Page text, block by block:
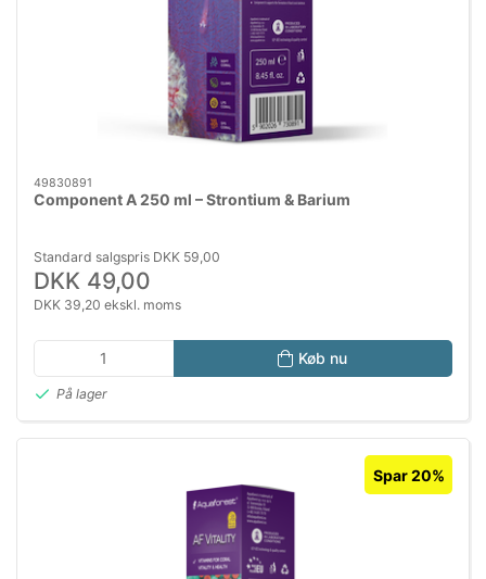
49830891
Component A 250 ml – Strontium & Barium
Standard salgspris DKK 59,00
DKK 49,00
DKK 39,20 ekskl. moms
Køb nu
På lager
Spar 20%